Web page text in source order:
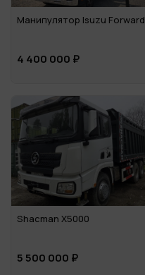
Манипулятор Isuzu Forward
4 400 000 ₽
Shacman X5000
5 500 000 ₽